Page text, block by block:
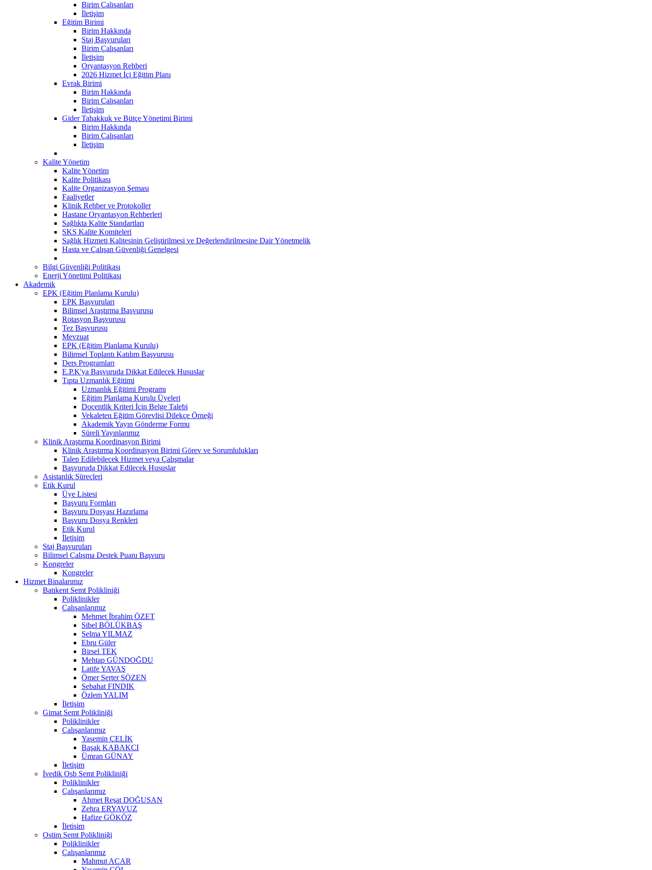
Birim Çalışanları
İletişim
Eğitim Birimi
Birim Hakkında
Staj Başvuruları
Birim Çalışanları
İletişim
Oryantasyon Rehberi
2026 Hizmet İçi Eğitim Planı
Evrak Birimi
Birim Hakkında
Birim Çalışanları
İletişim
Gider Tahakkuk ve Bütçe Yönetimi Birimi
Birim Hakkında
Birim Çalışanları
İletişim
Kalite Yönetim
Kalite Yönetim
Kalite Politikası
Kalite Organizasyon Şeması
Faaliyetler
Klinik Rehber ve Protokoller
Hastane Oryantasyon Rehberleri
Sağlıkta Kalite Standartları
SKS Kalite Komiteleri
Sağlık Hizmeti Kalitesinin Geliştirilmesi ve Değerlendirilmesine Dair Yönetmelik
Hasta ve Çalışan Güvenliği Genelgesi
Bilgi Güvenliği Politikası
Enerji Yönetimi Politikası
Akademik
EPK (Eğitim Planlama Kurulu)
EPK Başvuruları
Bilimsel Araştırma Başvurusu
Rotasyon Başvurusu
Tez Başvurusu
Mevzuat
EPK (Eğitim Planlama Kurulu)
Bilimsel Toplantı Katılım Başvurusu
Ders Programları
E.P.K'ya Başvuruda Dikkat Edilecek Hususlar
Tıpta Uzmanlık Eğitimi
Uzmanlık Eğitimi Programı
Eğitim Planlama Kurulu Üyeleri
Doçentlik Kriteri İçin Belge Talebi
Vekaleten Eğitim Görevlisi Dilekçe Örneği
Akademik Yayın Gönderme Formu
Süreli Yayınlarımız
Klinik Araştırma Koordinasyon Birimi
Klinik Araştırma Koordinasyon Birimi Görev ve Sorumlulukları
Talep Edilebilecek Hizmet veya Çalışmalar
Başvuruda Dikkat Edilecek Hususlar
Asistanlık Süreçleri
Etik Kurul
Üye Listesi
Başvuru Formları
Başvuru Dosyası Hazırlama
Başvuru Dosya Renkleri
Etik Kurul
İletişim
Staj Başvuruları
Bilimsel Çalışma Destek Puanı Başvuru
Kongreler
Kongreler
Hizmet Binalarımız
Batıkent Semt Polikliniği
Poliklinikler
Çalışanlarımız
Mehmet İbrahim ÖZET
Sibel BÖLÜKBAŞ
Selma YILMAZ
Ebru Güler
Birsel TEK
Mehtap GÜNDOĞDU
Latife YAVAŞ
Ömer Serter SÖZEN
Sebahat FINDIK
Özlem YALIM
İletişim
Gimat Semt Polikliniği
Poliklinikler
Çalışanlarımız
Yasemin ÇELİK
Başak KABAKCI
Ümran GÜNAY
İletişim
İvedik Osb Semt Polikliniği
Poliklinikler
Çalışanlarımız
Ahmet Reşat DOĞUSAN
Zehra ERYAVUZ
Hafize GÖKÖZ
İletişim
Ostim Semt Polikliniği
Poliklinikler
Çalışanlarımız
Mahmut ACAR